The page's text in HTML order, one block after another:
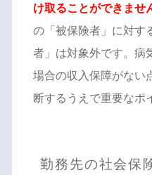
け取ることができませ
の「被保険者」に対す
者」は対象外です。病
場合の収入保障がない
断するうえで重要なポ
勤務先の社会保